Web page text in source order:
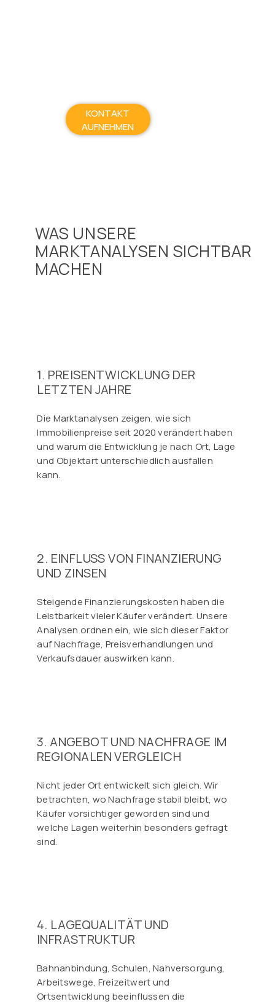
KONTAKT
AUFNEHMEN
WAS UNSERE
MARKTANALYSEN SICHTBAR
MACHEN
1. PREISENTWICKLUNG DER
LETZTEN JAHRE
Die Marktanalysen zeigen, wie sich
Immobilienpreise seit 2020 verändert haben
und warum die Entwicklung je nach Ort, Lage
und Objektart unterschiedlich ausfallen
kann.
2. EINFLUSS VON FINANZIERUNG
UND ZINSEN
Steigende Finanzierungskosten haben die
Leistbarkeit vieler Käufer verändert. Unsere
Analysen ordnen ein, wie sich dieser Faktor
auf Nachfrage, Preisverhandlungen und
Verkaufsdauer auswirken kann.
3. ANGEBOT UND NACHFRAGE IM
REGIONALEN VERGLEICH
Nicht jeder Ort entwickelt sich gleich. Wir
betrachten, wo Nachfrage stabil bleibt, wo
Käufer vorsichtiger geworden sind und
welche Lagen weiterhin besonders gefragt
sind.
4. LAGEQUALITÄT UND
INFRASTRUKTUR
Bahnanbindung, Schulen, Nahversorgung,
Arbeitswege, Freizeitwert und
Ortsentwicklung beeinflussen die